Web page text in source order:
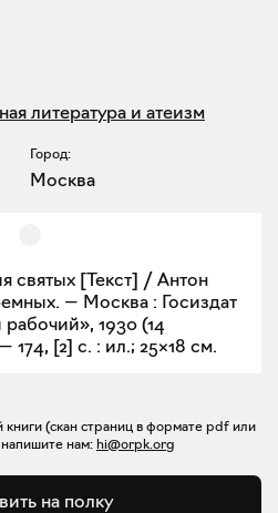
литература и атеизм
Город:
Москва
святых [Текст] / Антон
— Москва : Госиздат
1930 (14
[2] с. : ил.; 25×18 см.
(скан страниц в формате pdf или
нам: hi@orpk.org
на полку